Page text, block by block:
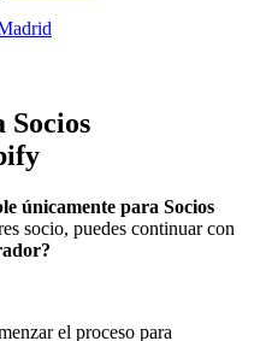
únicamente para Socios
socio, puedes continuar con
el proceso para